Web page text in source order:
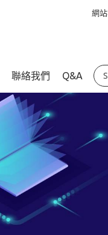
網
聯絡我們 Q&A